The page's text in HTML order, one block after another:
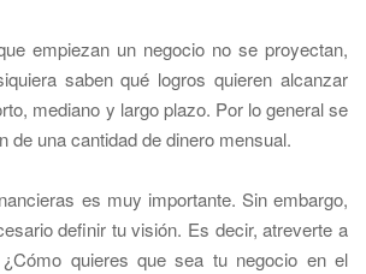
empiezan un negocio no se proyectan,
saben qué logros quieren alcanzar
mediano y largo plazo. Por lo general se
de una cantidad de dinero mensual.
es muy importante. Sin embargo,
definir tu visión. Es decir, atreverte a
quieres que sea tu negocio en el